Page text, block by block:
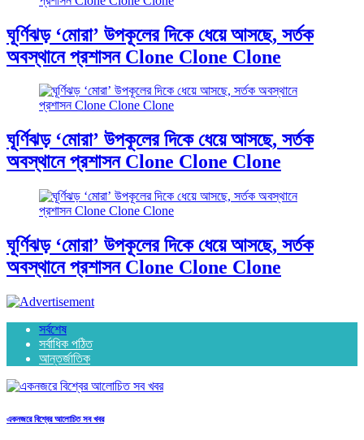
ঘূর্ণিঝড় ‘মোরা’ উপকূলের দিকে ধেয়ে আসছে, সর্তক
অবস্থানে প্রশাসন Clone Clone Clone
ঘূর্ণিঝড় ‘মোরা’ উপকূলের দিকে ধেয়ে আসছে, সর্তক
অবস্থানে প্রশাসন Clone Clone Clone
ঘূর্ণিঝড় ‘মোরা’ উপকূলের দিকে ধেয়ে আসছে, সর্তক
অবস্থানে প্রশাসন Clone Clone Clone
সর্বশেষ
সর্বাধিক পঠিত
আন্তর্জাতিক
একনজরে বিশ্বের আলোচিত সব খবর